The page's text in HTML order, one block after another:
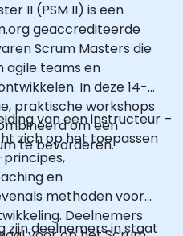
II (PSM II) is een
geaccrediteerde
Scrum Masters die
agile teams en
In deze 14-
praktische workshops
om een
te bevorderen.
van een instructeur –
zich op het toepassen
en
methoden voor
Deelnemers
zijn deelnemers in staat